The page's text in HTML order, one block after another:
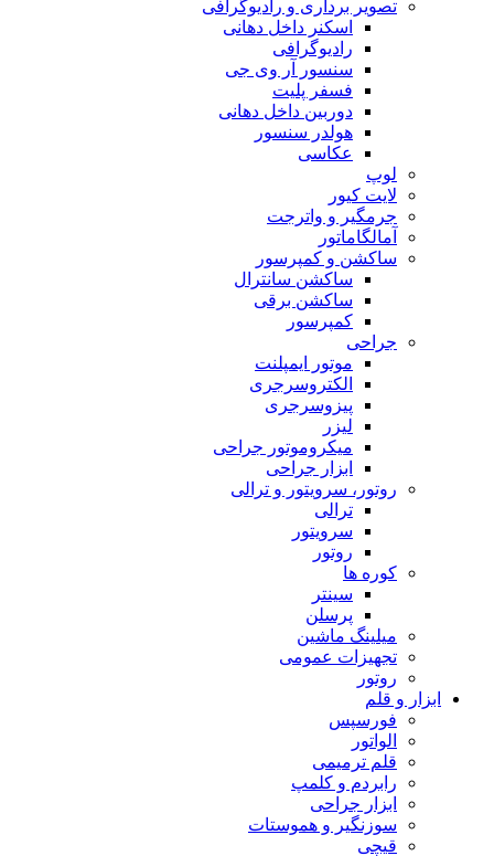
تصویر برداری و رادیوگرافی
اسکنر داخل دهانی
رادیوگرافی
سنسور آر وی جی
فسفر پلیت
دوربین داخل دهانی
هولدر سنسور
عکاسی
لوپ
لایت کیور
جرمگیر و واترجت
آمالگاماتور
ساکشن و کمپرسور
ساکشن سانترال
ساکشن برقی
کمپرسور
جراحی
موتور ایمپلنت
الکتروسرجری
پیزوسرجری
لیزر
میکروموتور جراحی
ابزار جراحی
روتور، سرویتور و ترالی
ترالی
سرویتور
روتور
کوره ها
سینتر
پرسلن
میلینگ ماشین
تجهیزات عمومی
روتور
ابزار و قلم
فورسپس
الواتور
قلم ترمیمی
رابردم و کلمپ
ابزار جراحی
سوزنگیر و هموستات
قیچی